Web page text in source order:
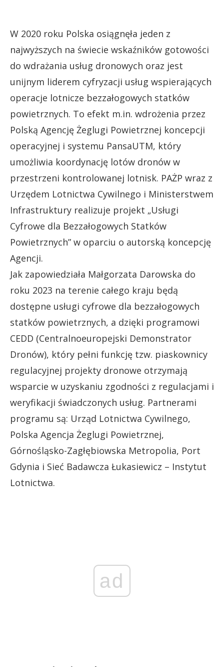
W 2020 roku Polska osiągnęła jeden z
najwyższych na świecie wskaźników gotowości
do wdrażania usług dronowych oraz jest
unijnym liderem cyfryzacji usług wspierających
operacje lotnicze bezzałogowych statków
powietrznych. To efekt m.in. wdrożenia przez
Polską Agencję Żeglugi Powietrznej koncepcji
operacyjnej i systemu PansaUTM, który
umożliwia koordynację lotów dronów w
przestrzeni kontrolowanej lotnisk. PAŻP wraz z
Urzędem Lotnictwa Cywilnego i Ministerstwem
Infrastruktury realizuje projekt „Usługi
Cyfrowe dla Bezzałogowych Statków
Powietrznych” w oparciu o autorską koncepcję
Agencji.
Jak zapowiedziała Małgorzata Darowska do
roku 2023 na terenie całego kraju będą
dostępne usługi cyfrowe dla bezzałogowych
statków powietrznych, a dzięki programowi
CEDD (Centralnoeuropejski Demonstrator
Dronów), który pełni funkcję tzw. piaskownicy
regulacyjnej projekty dronowe otrzymają
wsparcie w uzyskaniu zgodności z regulacjami i
weryfikacji świadczonych usług. Partnerami
programu są: Urząd Lotnictwa Cywilnego,
Polska Agencja Żeglugi Powietrznej,
Górnośląsko-Zagłębiowska Metropolia, Port
Gdynia i Sieć Badawcza Łukasiewicz – Instytut
Lotnictwa.
ad